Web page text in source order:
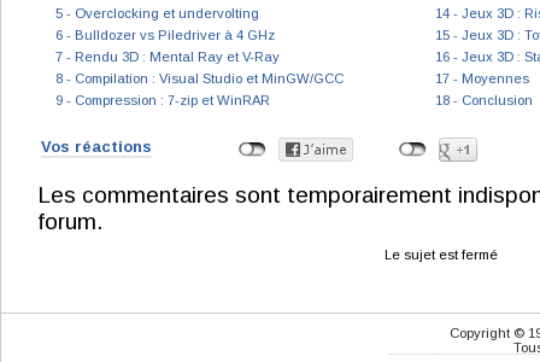
5 - Overclocking et undervolting
6 - Bulldozer vs Piledriver à 4 GHz
7 - Rendu 3D : Mental Ray et V-Ray
8 - Compilation : Visual Studio et MinGW/GCC
9 - Compression : 7-zip et WinRAR
14 - Jeux 3D :
15 - Jeux 3D :
16 - Jeux 3D :
17 - Moyennes
18 - Conclusion
Vos réactions
Les commentaires sont temporairement
forum.
Le sujet est fermé
Copyright ©